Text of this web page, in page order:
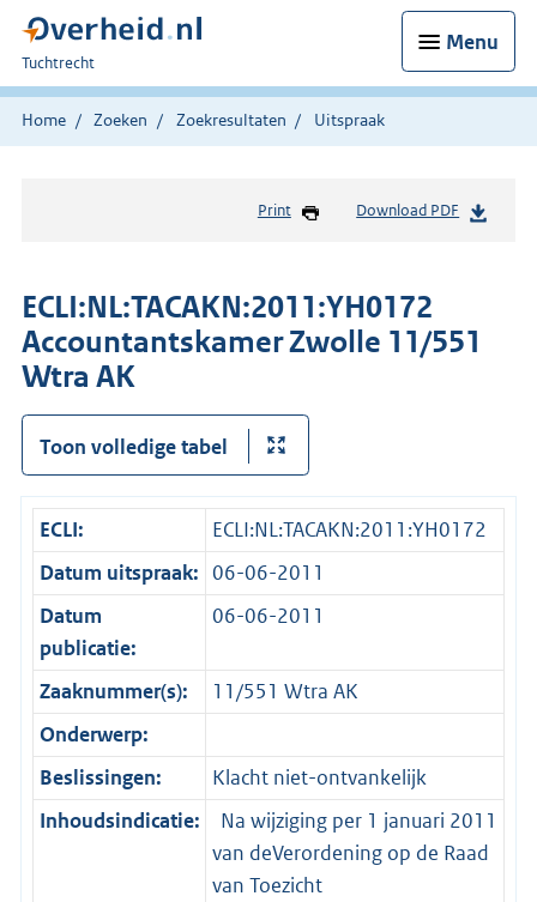
Menu
U
bent
hier:
Tuchtrecht
Home Zoeken Zoekresultaten Uitspraak
Print Download PDF
ECLI:NL:TACAKN:2011:YH0172
Accountantskamer Zwolle 11/551
Wtra AK
Toon volledige tabel
ECLI:
ECLI:NL:TACAKN:2011:YH0172
Datum uitspraak: 06-06-2011
Datum
publicatie:
06-06-2011
Zaaknummer(s):
11/551 Wtra AK
Onderwerp:
Beslissingen:
Klacht niet-ontvankelijk
Inhoudsindicatie:
Na wijziging per 1 januari 2011
van deVerordening op de Raad
van Toezicht